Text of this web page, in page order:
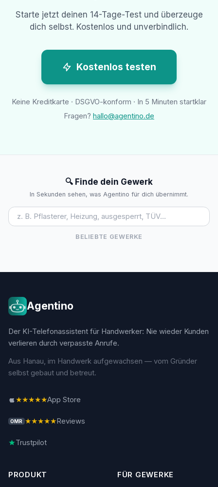
Starte jetzt deinen 14-Tage-Test und überzeuge
dich selbst. Kostenlos und unverbindlich.
Kostenlos testen
Keine Kreditkarte · DSGVO-konform · In 5 Minuten startklar
Fragen? hallo@agentino.de
🔍 Finde dein Gewerk
In Sekunden sehen, was Agentino für dich übernimmt.
BELIEBTE GEWERKE
Agentino
Der KI-Telefonassistent für Handwerker: Nie wieder Kunden
verlieren durch verpasste Anrufe.
Aus Hanau, im Handwerk aufgewachsen — vom Gründer
selbst gebaut und betreut.
★★★★★App Store
OMR ★★★★★Reviews
Trustpilot
PRODUKT FÜR GEWERKE